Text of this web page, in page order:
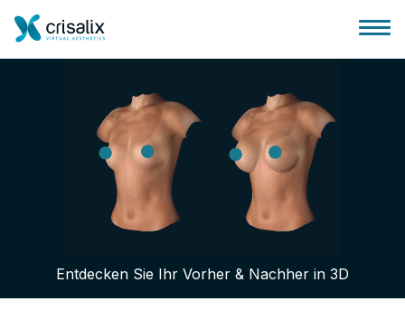
Startseite für Chirurgen
3D-Business-Plattform
Pläne
Entdecken Sie Ihr Vorher & Nachher in 3D